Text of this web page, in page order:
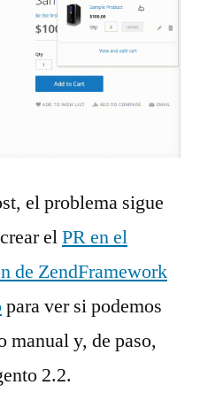
el problema sigue
elPR en el
de ZendFramework
para ver si podemos
manual y, de paso,
2.2.